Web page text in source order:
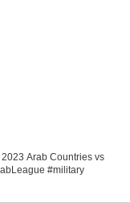
Arab Countries vs
#military